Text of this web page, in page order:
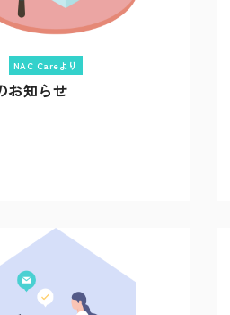
NAC Careより
お知らせ